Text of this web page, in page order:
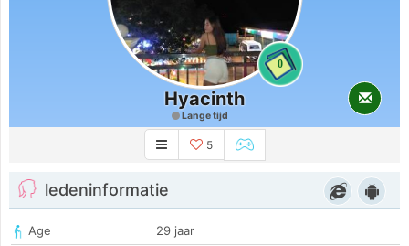
0
Hyacinth
Lange tijd
5
ledeninformatie
Age
29 jaar